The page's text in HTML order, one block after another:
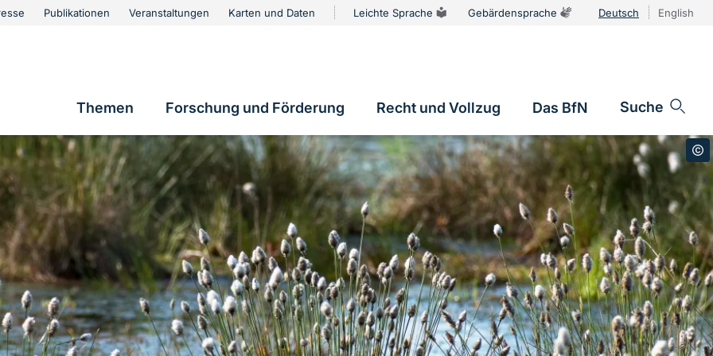
Publikationen Veranstaltungen Karten und Daten Leichte Sprache Gebärdensprache Deutsch English
Hauptnavigation
Themen Forschung und Förderung Recht und Vollzug Das BfN Suche